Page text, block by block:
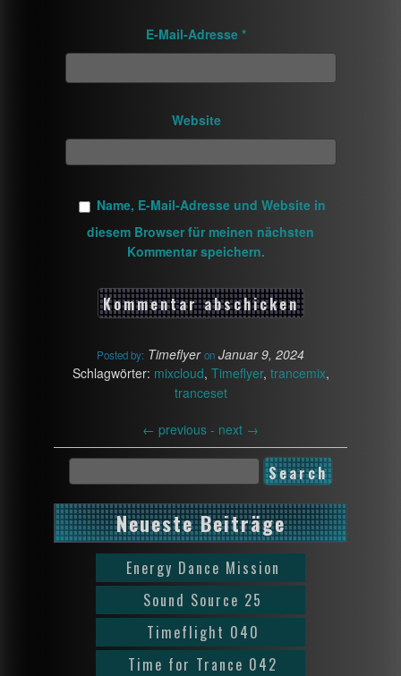
E-Mail-Adresse *
Website
Name, E-Mail-Adresse und Website in
diesem Browser für meinen nächsten
Kommentar speichern.
Posted by: Timeflyer on Januar 9, 2024
Schlagwörter: mixcloud, Timeflyer, trancemix,
tranceset
← previous - next →
Neueste Beiträge
Energy Dance Mission
Sound Source 25
Timeflight 040
Time for Trance 042